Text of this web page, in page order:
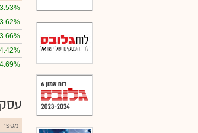
3.53%
3.62%
3.66%
4.42%
4.69%
מספר